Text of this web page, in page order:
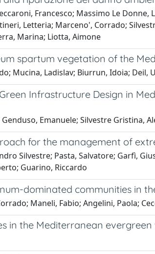
Francesco; Massimo Le
Letteria; Marceno', Corrado;
Marina; Liotta, Aimone
spartum vegetation of the
Mucina, Ladislav; Biurrun, Idoia; Deil,
Infrastructure Design in
Emanuele; Silvestre
for the management of
Silvestre; Pasta, Salvatore; Garfì,
Guarino, Riccardo
dominated communities in
Maneli, Fabio; Angelini, Paola;
in the Mediterranean